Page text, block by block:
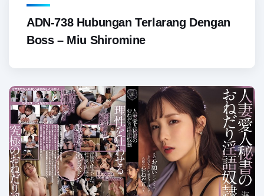
ADN-738 Hubungan Terlarang Dengan
Boss – Miu Shiromine